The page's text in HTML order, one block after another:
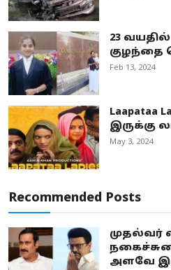
23 வயதில்
குழந்தை
Feb 13, 2024
Laapataa
இருக்கு
May 3, 2024
Recommended Posts
முதல்வர்
அளவே